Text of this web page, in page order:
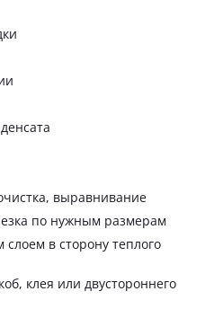
выравнивание
по нужным размерам
в сторону теплого
клея или двустороннего